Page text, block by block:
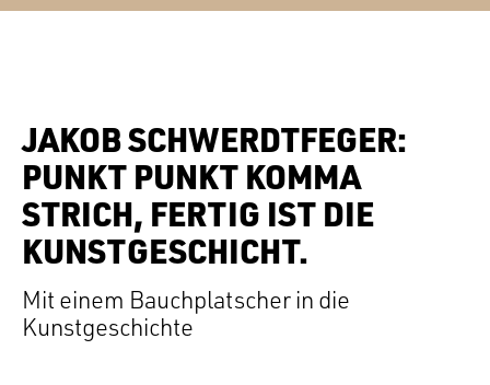
JAKOB SCHWERDTFEGER:
PUNKT PUNKT KOMMA
STRICH, FERTIG IST DIE
KUNSTGESCHICHT.
Mit einem Bauchplatscher in die
Kunstgeschichte